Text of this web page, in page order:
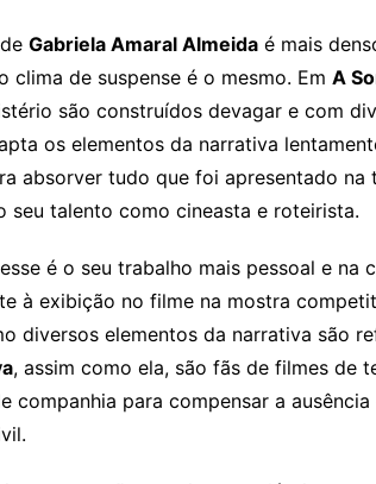
Gabriela Amaral Almeida é mais
clima de suspense é o mesmo. Em A
são construídos devagar e com
os elementos da narrativa
absorver tudo que foi apresentado na
seu talento como cineasta e roteirista.
é o seu trabalho mais pessoal e na
à exibição no filme na mostra
diversos elementos da narrativa são
, assim como ela, são fãs de filmes de
companhia para compensar a